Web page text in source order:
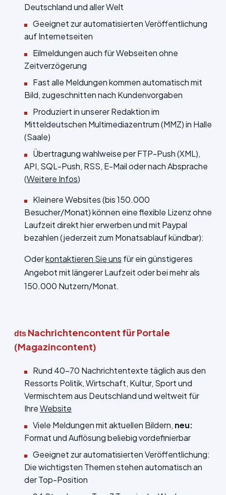
Deutschland und aller Welt
Geeignet zur automatisierten Veröffentlichung
auf Internetseiten
Eilmeldungen auch für Webseiten ohne
Zeitverzögerung
Fast alle Meldungen kommen automatisch mit
Bild, zugeschnitten nach Kundenvorgaben
Produziert in unserer Redaktion im
Mitteldeutschen Multimediazentrum (MMZ) in Halle
(Saale)
Übertragung wahlweise per FTP-Push (XML),
API, SQL-Push, RSS, E-Mail oder nach Absprache
(Weitere Infos)
Kleinere Websites (bis 150.000
Besucher/Monat) können eine flexible Lizenz ohne
Laufzeit direkt hier erwerben und mit Paypal
bezahlen (jederzeit zum Monatsablauf kündbar):
Oderkontaktieren Sie uns für ein günstigeres
Angebot mit längerer Laufzeit oder bei mehr als
150.000 Nutzern/Monat.
dts Nachrichtencontent für Portale
(Magazincontent)
Rund 40-70 Nachrichtentexte täglich aus den
Ressorts Politik, Wirtschaft, Kultur, Sport und
Vermischtem aus Deutschland und weltweit für
IhreWebsite
Viele Meldungen mit aktuellen Bildern, neu:
Format und Auflösung beliebig vordefinierbar
Geeignet zur automatisierten Veröffentlichung:
Die wichtigsten Themen stehen automatisch an
der Top-Position